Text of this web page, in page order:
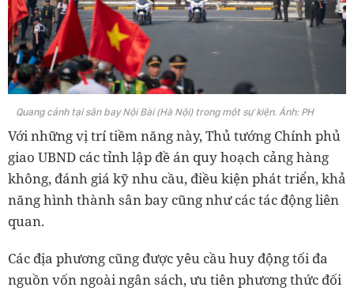
Quang cảnh tại sân bay Nội Bài (Hà Nội) trong một sự kiện. Ảnh: PH
Với những vị trí tiềm năng này, Thủ tướng Chính phủ
giao UBND các tỉnh lập đề án quy hoạch cảng hàng
không, đánh giá kỹ nhu cầu, điều kiện phát triển, khả
năng hình thành sân bay cũng như các tác động liên
quan.
Các địa phương cũng được yêu cầu huy động tối đa
nguồn vốn ngoài ngân sách, ưu tiên phương thức đối